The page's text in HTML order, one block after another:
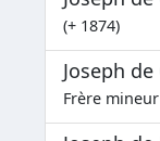
(+ 1874)
Joseph
Frère